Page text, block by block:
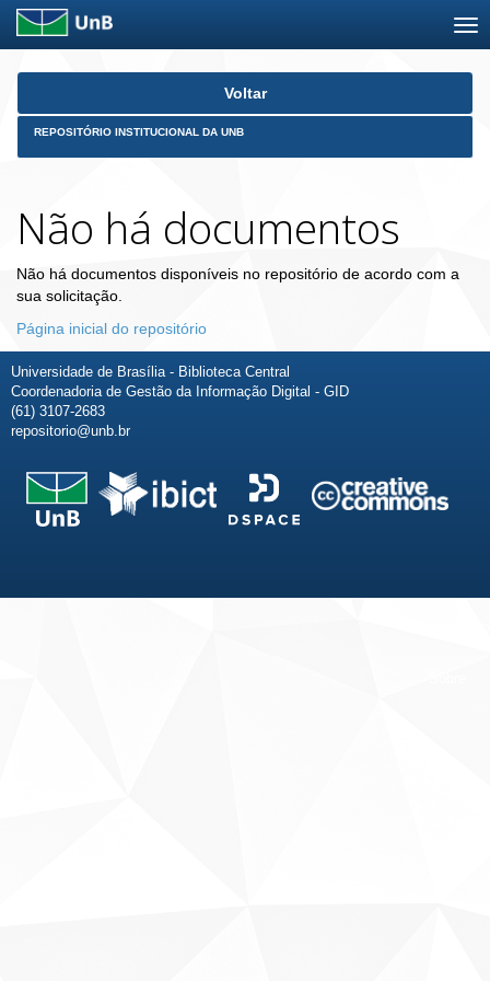
Skip
Voltar
REPOSITÓRIO INSTITUCIONAL DA UNB
Não há documentos
Não há documentos disponíveis no repositório de acordo com a
sua solicitação.
Página inicial do repositório
Universidade de Brasília - Biblioteca Central
Coordenadoria de Gestão da Informação Digital - GID
(61) 3107-2683
repositorio@unb.br